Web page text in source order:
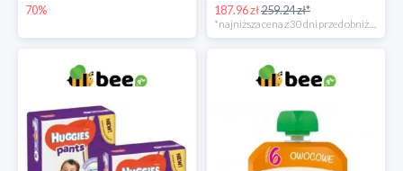
70% 187.96 zł259.24 zł*